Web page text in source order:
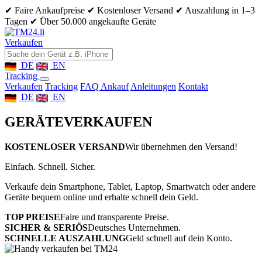
✔ Faire Ankaufpreise ✔ Kostenloser Versand ✔ Auszahlung in 1–3
Tagen ✔ Über 50.000 angekaufte Geräte
Verkaufen
DE
EN
Tracking
Verkaufen Tracking FAQ Ankauf Anleitungen Kontakt
DE
EN
GERÄTEVERKAUFEN
KOSTENLOSER VERSANDWir übernehmen den Versand!
Einfach. Schnell. Sicher.
Verkaufe dein Smartphone, Tablet, Laptop, Smartwatch oder andere
Geräte bequem online und erhalte schnell dein Geld.
TOP PREISEFaire und transparente Preise.
SICHER & SERIÖSDeutsches Unternehmen.
SCHNELLE AUSZAHLUNGGeld schnell auf dein Konto.